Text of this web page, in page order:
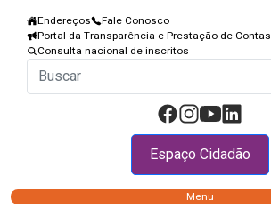
Endereços
Fale Conosco
Portal da Transparência e Prestação de Contas
Consulta nacional de inscritos
Espaço Cidadão
Menu